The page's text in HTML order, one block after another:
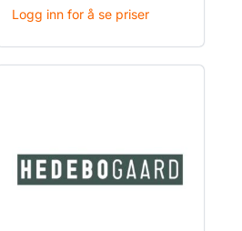
Logg inn for å se priser